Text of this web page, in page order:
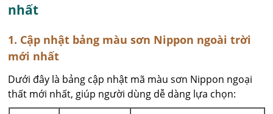
nhất
1. Cập nhật bảng màu sơn Nippon ngoài trời
mới nhất
Dưới đây là bảng cập nhật mã màu sơn Nippon ngoại
thất mới nhất, giúp người dùng dễ dàng lựa chọn: